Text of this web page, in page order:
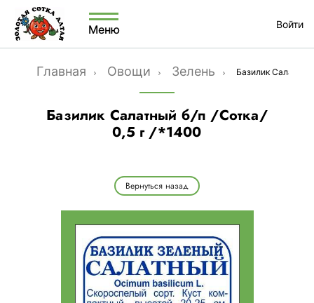
Меню Войти
Главная Овощи Зелень Базилик
Базилик Салатный б/п /Сотка/
0,5 г /*1400
Вернуться назад